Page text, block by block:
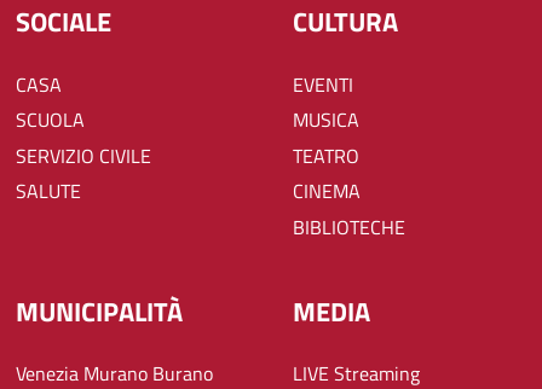
SOCIALE
CASA
SCUOLA
SERVIZIO CIVILE
SALUTE
CULTURA
EVENTI
MUSICA
TEATRO
CINEMA
BIBLIOTECHE
MUNICIPALITÀ
Venezia Murano Burano
MEDIA
LIVE Streaming